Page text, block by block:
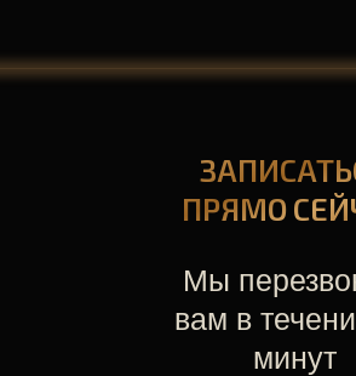
ПРЯМО
Мы
вам в
минут